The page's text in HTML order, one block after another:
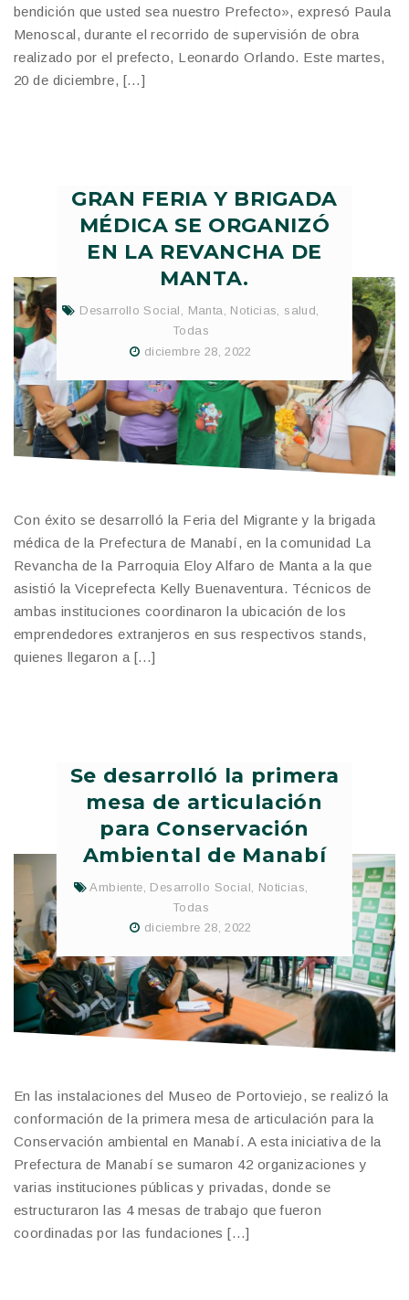
bendición que usted sea nuestro Prefecto», expresó Paula
Menoscal, durante el recorrido de supervisión de obra
realizado por el prefecto, Leonardo Orlando. Este martes,
20 de diciembre, […]
GRAN FERIA Y BRIGADA
MÉDICA SE ORGANIZÓ
EN LA REVANCHA DE
MANTA.
Desarrollo Social , Manta, Noticias, salud,
Todas
diciembre 28, 2022
Con éxito se desarrolló la Feria del Migrante y la brigada
médica de la Prefectura de Manabí, en la comunidad La
Revancha de la Parroquia Eloy Alfaro de Manta a la que
asistió la Viceprefecta Kelly Buenaventura. Técnicos de
ambas instituciones coordinaron la ubicación de los
emprendedores extranjeros en sus respectivos stands,
quienes llegaron a […]
Se desarrolló la primera
mesa de articulación
para Conservación
Ambiental de Manabí
Ambiente Desarrollo Social Noticias
Todas
diciembre 28, 2022
En las instalaciones del Museo de Portoviejo, se realizó la
conformación de la primera mesa de articulación para la
Conservación ambiental en Manabí. A esta iniciativa de la
Prefectura de Manabí se sumaron 42 organizaciones y
varias instituciones públicas y privadas, donde se
estructuraron las 4 mesas de trabajo que fueron
coordinadas por las fundaciones […]